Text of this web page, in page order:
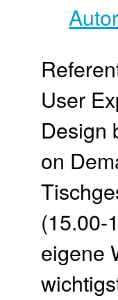
User
Design
on
(15.00-
eigene